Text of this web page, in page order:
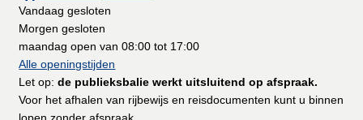
Vandaag gesloten
Morgen gesloten
maandag open van 08:00 tot 17:00
Alle openingstijden
Let op:de publieksbalie werkt uitsluitend op afspraak.
Voor het afhalen van rijbewijs en reisdocumenten kunt u binnen